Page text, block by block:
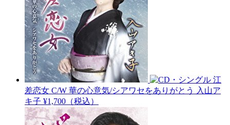
江
差恋女 C/W 華の心意気/シアワセをありがとう
入山ア
キ子 ¥1,700（税込）